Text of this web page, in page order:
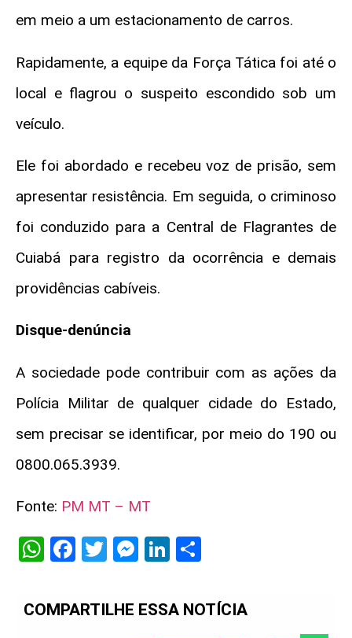
em meio a um estacionamento de carros.
Rapidamente, a equipe da Força Tática foi até o
local e flagrou o suspeito escondido sob um
veículo.
Ele foi abordado e recebeu voz de prisão, sem
apresentar resistência. Em seguida, o criminoso
foi conduzido para a Central de Flagrantes de
Cuiabá para registro da ocorrência e demais
providências cabíveis.
Disque-denúncia
A sociedade pode contribuir com as ações da
Polícia Militar de qualquer cidade do Estado,
sem precisar se identificar, por meio do 190 ou
0800.065.3939.
Fonte: PM MT – MT
WhatsApp
Facebook
Twitter
Messenger
LinkedIn
COMPARTILHE ESSA NOTÍCIA